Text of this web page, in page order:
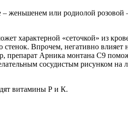
– женьшенем или родиолой
характерной «сеточкой» из
Впрочем, негативно влияет
препарат Арника монтана С9
сосудистым рисунком на
витамины Р и К.